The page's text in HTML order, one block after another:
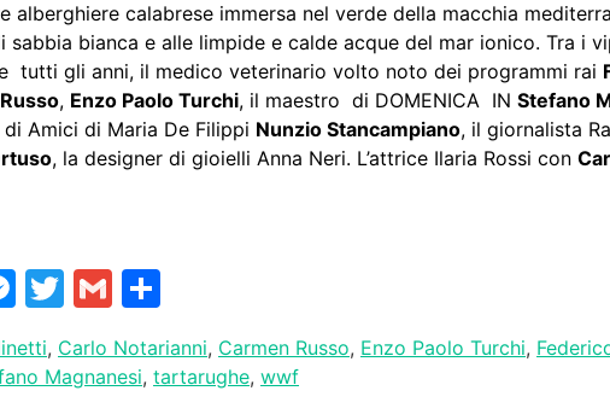
alberghiere calabrese immersa nel verde della macchia
sabbia bianca e alle limpide e calde acque del mar ionico. Tra i
tutti gli anni, il medico veterinario volto noto dei programmi rai
, Enzo Paolo Turchi, il maestro di DOMENICA IN Stefano
Amici di Maria De Filippi Nunzio Stancampiano, il giornalista
, la designer di gioielli Anna Neri. L’attrice Ilaria Rossi con
Messenger
Twitter
Gmail
, Carlo Notarianni, Carmen Russo, Enzo Paolo Turchi,
Magnanesi, tartarughe, wwf